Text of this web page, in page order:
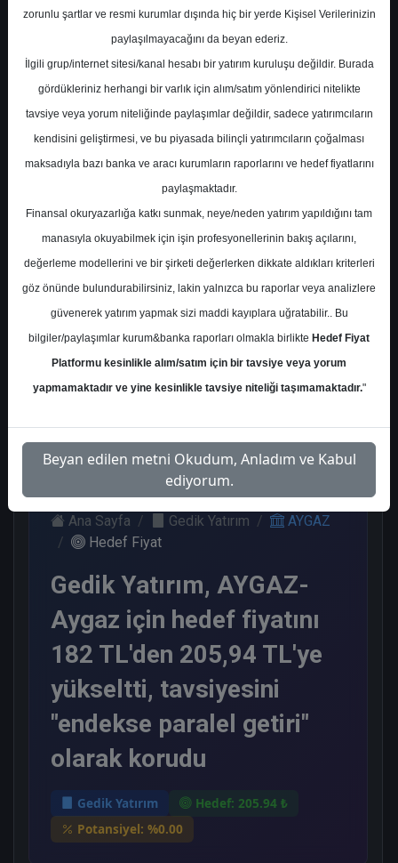
En Yüksek Tahmin 450,00 ₺
Ortalama Fiyat Tahmini 364,23 ₺
Ortalama Getiri Potansiyeli %28.03
Kurum Sayısı
6
Al
3
Tut
1
End.
Get.
1
Nötr
1
Perşembe, 11 Eylül 2025
Ana Sayfa Gedik Yatırım
AYGAZ
Hedef Fiyat
Gedik Yatırım, AYGAZ-
Aygaz için hedef fiyatını
182 TL'den 205,94 TL'ye
yükseltti, tavsiyesini
"endekse paralel getiri"
olarak korudu
Gedik Yatırım
Hedef: 205.94 ₺
Potansiyel: %0.00
zorunlu şartlar ve resmi kurumlar dışında hiç bir yerde Kişisel Verilerinizin
paylaşılmayacağını da beyan ederiz.
İlgili grup/internet sitesi/kanal hesabı bir yatırım kuruluşu değildir. Burada
gördükleriniz herhangi bir varlık için alım/satım yönlendirici nitelikte
tavsiye veya yorum niteliğinde paylaşımlar değildir, sadece yatırımcıların
kendisini geliştirmesi, ve bu piyasada bilinçli yatırımcıların çoğalması
maksadıyla bazı banka ve aracı kurumların raporlarını ve hedef fiyatlarını
paylaşmaktadır.
Finansal okuryazarlığa katkı sunmak, neye/neden yatırım yapıldığını tam
manasıyla okuyabilmek için işin profesyonellerinin bakış açılarını,
değerleme modellerini ve bir şirketi değerlerken dikkate aldıkları kriterleri
göz önünde bulundurabilirsiniz, lakin yalnızca bu raporlar veya analizlere
güvenerek yatırım yapmak sizi maddi kayıplara uğratabilir.. Bu
bilgiler/paylaşımlar kurum&banka raporları olmakla birlikte Hedef Fiyat
Platformu kesinlikle alım/satım için bir tavsiye veya yorum
yapmamaktadır ve yine kesinlikle tavsiye niteliği taşımamaktadır."
Beyan edilen metni Okudum, Anladım ve Kabul
ediyorum.